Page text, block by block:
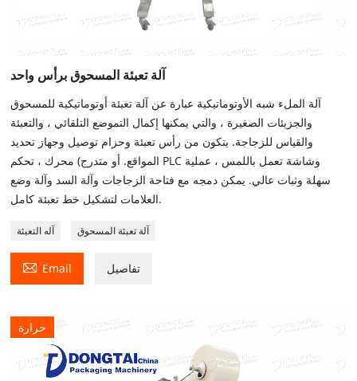
آلة تعبئة المسحوق برأس واحد
آلة الملء شبه الأوتوماتيكية عبارة عن آلة تعبئة أوتوماتيكية للمسحوق
والجزيئات الصغيرة ، والتي يمكنها إكمال التموضع التلقائي ، والتعبئة
والقياس للزجاجة. يتكون من رأس تعبئة وحزام توصيل وجهاز تحديد
المواقع. أو متدرج) محرك ، تحكم PLC وشاشة تعمل باللمس ، عملية
سهلة وثبات عالي. يمكن دمجه مع فتاحة الزجاجات وآلة السد وآلة وضع
العلامات لتشكيل خط تعبئة كامل.
آله التعبئة آلة تعبئة المسحوق
 Email تفاصيل
حرارة